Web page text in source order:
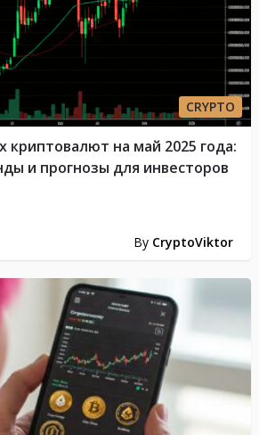
CRYPTO
By CryptoViktor
криптовалют на май 2025 года:
и прогнозы для инвесторов